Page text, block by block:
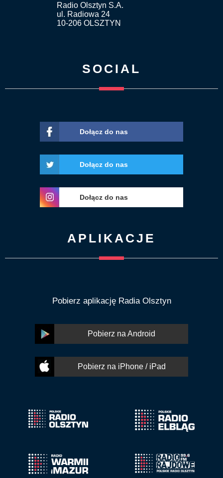
Radio Olsztyn S.A.
ul. Radiowa 24
10-206 OLSZTYN
SOCIAL
Dołącz do nas
Dołącz do nas
Dołącz do nas
APLIKACJE
Pobierz aplikację Radia Olsztyn
Pobierz na Android
Pobierz na iPhone / iPad